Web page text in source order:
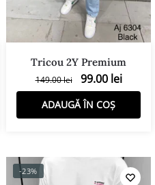
Tricou 2Y Premium
149.00lei 99.00 lei
ADAUGĂ ÎN COȘ
-23%